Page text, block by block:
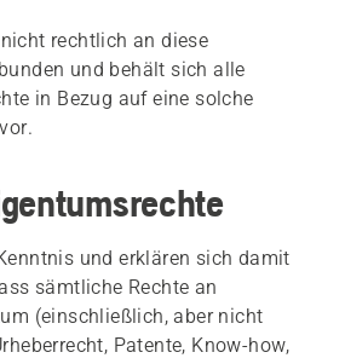
nicht rechtlich an diese
und behält sich alle
in Bezug auf eine solche
und erklären sich damit
sämtliche Rechte an
(einschließlich, aber nicht
Patente, Know-how,